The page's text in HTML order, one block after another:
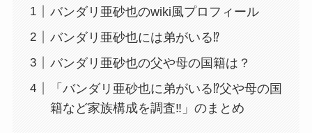
バンダリ亜砂也のwiki風プロフィール
バンダリ亜砂也には弟がいる⁉
バンダリ亜砂也の父や母の国籍は？
「バンダリ亜砂也に弟がいる⁉父や母の国
籍など家族構成を調査‼」のまとめ